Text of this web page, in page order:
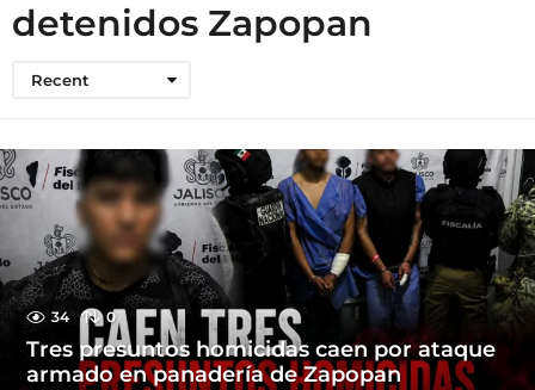
detenidos Zapopan
Recent
34 0
Tres presuntos homicidas caen por ataque
armado en panadería de Zapopan